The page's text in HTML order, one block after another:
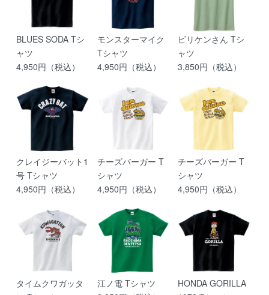
BLUES SODA Tシ
ャツ
4,950円（税込）
モンスターマイク
Tシャツ
4,950円（税込）
ビリケンさん Tシ
ャツ
3,850円（税込）
クレイジーバット1
号 Tシャツ
4,950円（税込）
チーズバーガー T
シャツ
4,950円（税込）
チーズバーガー T
シャツ
4,950円（税込）
タイムクワガッタ
江ノ電 Tシャツ
HONDA GORILLA